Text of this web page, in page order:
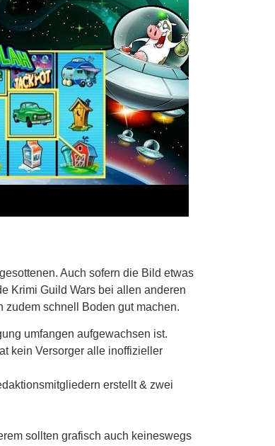
Auch sofern die Bild etwas
Krimi Guild Wars bei allen anderen
zudem schnell Boden gut machen.
umfangen aufgewachsen ist.
kein Versorger alle inoffizieller
erstellt & zwei
sollten grafisch auch keineswegs